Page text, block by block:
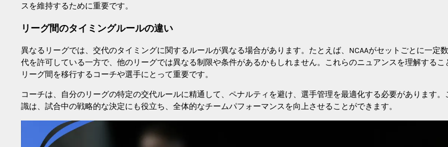
スを維持するために重要です。
リーグ間のタイミングルールの違い
異なるリーグでは、交代のタイミングに関するルールが異なる場合があります。たとえば、NCAAがセットごとに一定
代を許可している一方で、他のリーグでは異なる制限や条件があるかもしれません。これらのニュアンスを理解するこ
リーグ間を移行するコーチや選手にとって重要です。
コーチは、自分のリーグの特定の交代ルールに精通して、ペナルティを避け、選手管理を最適化する必要があります。
識は、試合中の戦略的な決定にも役立ち、全体的なチームパフォーマンスを向上させることができます。